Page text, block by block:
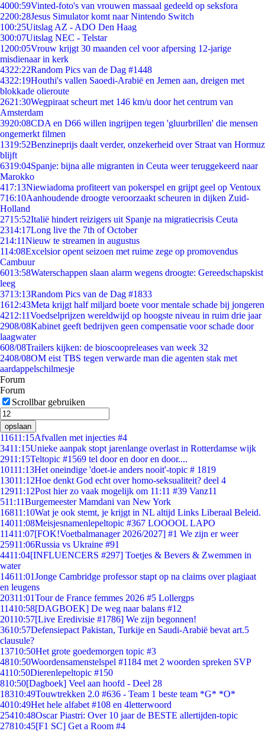
4000:59Vinted-foto's van vrouwen massaal gedeeld op seksfora
2200:28Jesus Simulator komt naar Nintendo Switch
100:25Uitslag AZ - ADO Den Haag
300:07Uitslag NEC - Telstar
1200:05Vrouw krijgt 30 maanden cel voor afpersing 12-jarige
misdienaar in kerk
4322:22Random Pics van de Dag #1448
4322:19Houthi's vallen Saoedi-Arabië en Jemen aan, dreigen met
blokkade olieroute
2621:30Wegpiraat scheurt met 146 km/u door het centrum van
Amsterdam
3920:08CDA en D66 willen ingrijpen tegen 'gluurbrillen' die mensen
ongemerkt filmen
1319:52Benzineprijs daalt verder, onzekerheid over Straat van Hormuz
blijft
6319:04Spanje: bijna alle migranten in Ceuta weer teruggekeerd naar
Marokko
417:13Niewiadoma profiteert van pokerspel en grijpt geel op Ventoux
716:10Aanhoudende droogte veroorzaakt scheuren in dijken Zuid-
Holland
2715:52Italië hindert reizigers uit Spanje na migratiecrisis Ceuta
2314:17Long live the 7th of October
214:11Nieuw te streamen in augustus
114:08Excelsior opent seizoen met ruime zege op promovendus
Cambuur
6013:58Waterschappen slaan alarm wegens droogte: Gereedschapskist
leeg
3713:13Random Pics van de Dag #1833
1612:43Meta krijgt half miljard boete voor mentale schade bij jongeren
4212:11Voedselprijzen wereldwijd op hoogste niveau in ruim drie jaar
2908/08Kabinet geeft bedrijven geen compensatie voor schade door
laagwater
608/08Trailers kijken: de bioscoopreleases van week 32
2408/08OM eist TBS tegen verwarde man die agenten stak met
aardappelschilmesje
Forum
Forum
Scrollbar gebruiken
opslaan
11611:15Afvallen met injecties #4
3411:15Unieke aanpak stopt jarenlange overlast in Rotterdamse wijk
2911:15Teltopic #1569 tel door en door en door....
10111:13Het oneindige 'doet-ie anders nooit'-topic # 1819
13011:12Hoe denkt God echt over homo-seksualiteit? deel 4
12911:12Post hier zo vaak mogelijk om 11:11 #39 Vanz11
511:11Burgemeester Mamdani van New York
16811:10Wat je ook stemt, je krijgt in NL altijd Links Liberaal Beleid.
14011:08Meisjesnamenlepeltopic #367 LOOOOL LAPO
11411:07[FOK!Voetbalmanager 2026/2027] #1 We zijn er weer
25911:06Russia vs Ukraine #91
4411:04[INFLUENCERS #297] Toetjes & Bevers & Zwemmen in
water
14611:01Jonge Cambridge professor stapt op na claims over plagiaat
en leugens
20311:01Tour de France femmes 2026 #5 Lollergps
11410:58[DAGBOEK] De weg naar balans #12
20110:57[Live Eredivisie #1786] We zijn begonnen!
3610:57Defensiepact Pakistan, Turkije en Saudi-Arabië bevat art.5
clausule?
13710:50Het grote goedemorgen topic #3
4810:50Woordensamenstelspel #1184 met 2 woorden spreken SVP
4110:50Dierenlepeltopic #150
810:50[Dagboek] Veel aan hoofd - Deel 28
18310:49Touwtrekken 2.0 #636 - Team 1 beste team *G* *O*
4010:49Het hele alfabet #108 en 4letterwoord
25410:48Oscar Piastri: Over 10 jaar de BESTE allertijden-topic
27810:45[F1 SC] Get a Room #4